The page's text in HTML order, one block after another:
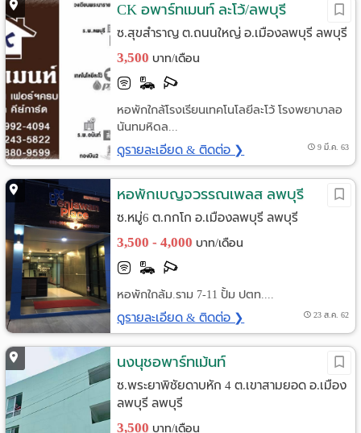
CK อพาร์ทเมนท์ ละโว้/ลพบุรี
ซ.สุขสำราญ ต.ถนนใหญ่ อ.เมืองลพบุรี ลพบุรี
3,500 บาท/เดือน
หอพักใกล้โรงเรียนเทคโนโลยีละโว้ โรงพยาบาลอ
นันทมหิดล...
ดูรายละเอียด & ติดต่อ ❯ 9 มี.ค. 63
หอพักเบญจวรรณเพลส ลพบุรี
ซ.หมู่6 ต.กกโก อ.เมืองลพบุรี ลพบุรี
3,500 - 4,000 บาท/เดือน
หอพักใกล้ม.ราม 7-11 ปั้ม ปตท....
ดูรายละเอียด & ติดต่อ ❯ 23 ส.ค. 62
นงนุชอพาร์ทเม้นท์
ซ.พระยาพิชัยดาบหัก 4 ต.เขาสามยอด อ.เมือง
ลพบุรี ลพบุรี
3,500 บาท/เดือน